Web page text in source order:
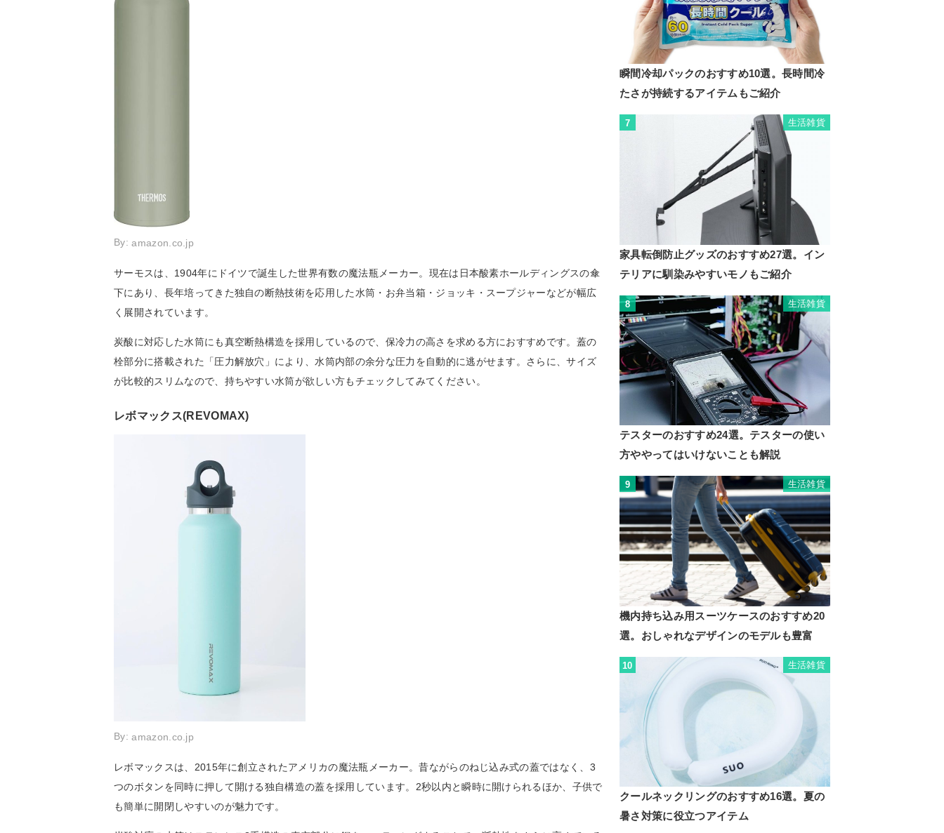
By:amazon.co.jp
サーモスは、1904年にドイツで誕生した世界有数の魔法瓶メーカー。現在は日本酸素ホールディングスの傘
下にあり、長年培ってきた独自の断熱技術を応用した水筒・お弁当箱・ジョッキ・スープジャーなどが幅広
く展開されています。
炭酸に対応した水筒にも真空断熱構造を採用しているので、保冷力の高さを求める方におすすめです。蓋の
栓部分に搭載された「圧力解放穴」により、水筒内部の余分な圧力を自動的に逃がせます。さらに、サイズ
が比較的スリムなので、持ちやすい水筒が欲しい方もチェックしてみてください。
レボマックス(REVOMAX)
By:amazon.co.jp
レボマックスは、2015年に創立されたアメリカの魔法瓶メーカー。昔ながらのねじ込み式の蓋ではなく、3
つのボタンを同時に押して開ける独自構造の蓋を採用しています。2秒以内と瞬時に開けられるほか、子供で
も簡単に開閉しやすいのが魅力です。
瞬間冷却パックのおすすめ10選。長時間冷
たさが持続するアイテムもご紹介
7 生活雑貨
家具転倒防止グッズのおすすめ27選。イン
テリアに馴染みやすいモノもご紹介
8 生活雑貨
テスターのおすすめ24選。テスターの使い
方ややってはいけないことも解説
9 生活雑貨
機内持ち込み用スーツケースのおすすめ20
選。おしゃれなデザインのモデルも豊富
10 生活雑貨
クールネックリングのおすすめ16選。夏の
暑さ対策に役立つアイテム